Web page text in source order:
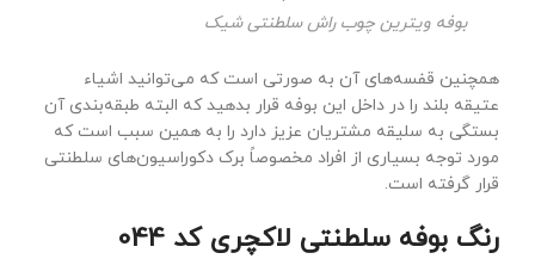
بوفه ویترین چوب راش سلطنتی شیک
همچنین قفسه‌های آن به صورتی است که می‌توانید اشیاء
عتیقه بلند را در داخل این بوفه قرار بدهید که البته طبقه‌بندی آن
بستگی به سلیقه مشتریان عزیز دارد را به همین سبب است که
مورد توجه بسیاری از افراد مخصوصاً برک دکوراسیون‌های سلطنتی
قرار گرفته است.
رنگ بوفه سلطنتی لاکچری کد 044